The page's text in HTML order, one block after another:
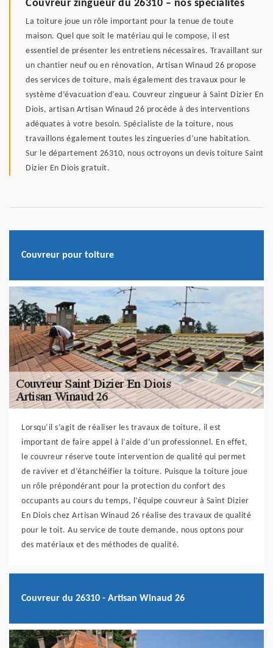
Couvreur zingueur du 26310 – nos spécialités
La toiture joue un rôle important pour la tenue de toute
maison. Quel que soit le matériau qui le compose, il est
essentiel de présenter les entretiens nécessaires. Travaillant sur
un chantier neuf ou en rénovation, Artisan Winaud 26 propose
des services de toiture, mais également des travaux pour le
système d’évacuation d’eau. Couvreur zingueur à Saint Dizier En
Diois, artisan Artisan Winaud 26 procède à des interventions
adéquates à votre besoin. Spécialiste de la toiture, nous
travaillons également toutes les zingueries d’une habitation.
Sur le département 26310, nous octroyons un devis toiture Saint
Dizier En Diois gratuit.
Couvreur pour toiture
Lorsqu’il s’agit de réaliser les travaux de toiture, il est
important de faire appel à l’aide d’un professionnel. En effet,
le couvreur réserve toute intervention de qualité qui permet
de raviver et d’étanchéifier la toiture. Puisque la toiture joue
un rôle prépondérant pour la protection du confort des
occupants au cours du temps, l’équipe couvreur à Saint Dizier
En Diois chez Artisan Winaud 26 réalise des travaux de qualité
pour le toit. Au service de toute demande, nous optons pour
des matériaux et des méthodes de qualité.
Couvreur du 26310 - Artisan Winaud 26